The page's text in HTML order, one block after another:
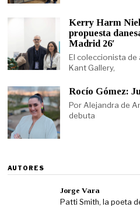
Kerry Harm
propuesta
Madrid 26′
El coleccionista
Kant Gallery,
Rocío Gómez:
Por Alejandra de
debuta
AUTORES
Jorge Vara
Patti Smith, la poeta